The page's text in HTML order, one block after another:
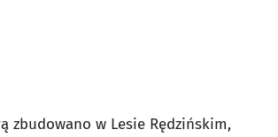
zbudowano w Lesie Rędzińskim,